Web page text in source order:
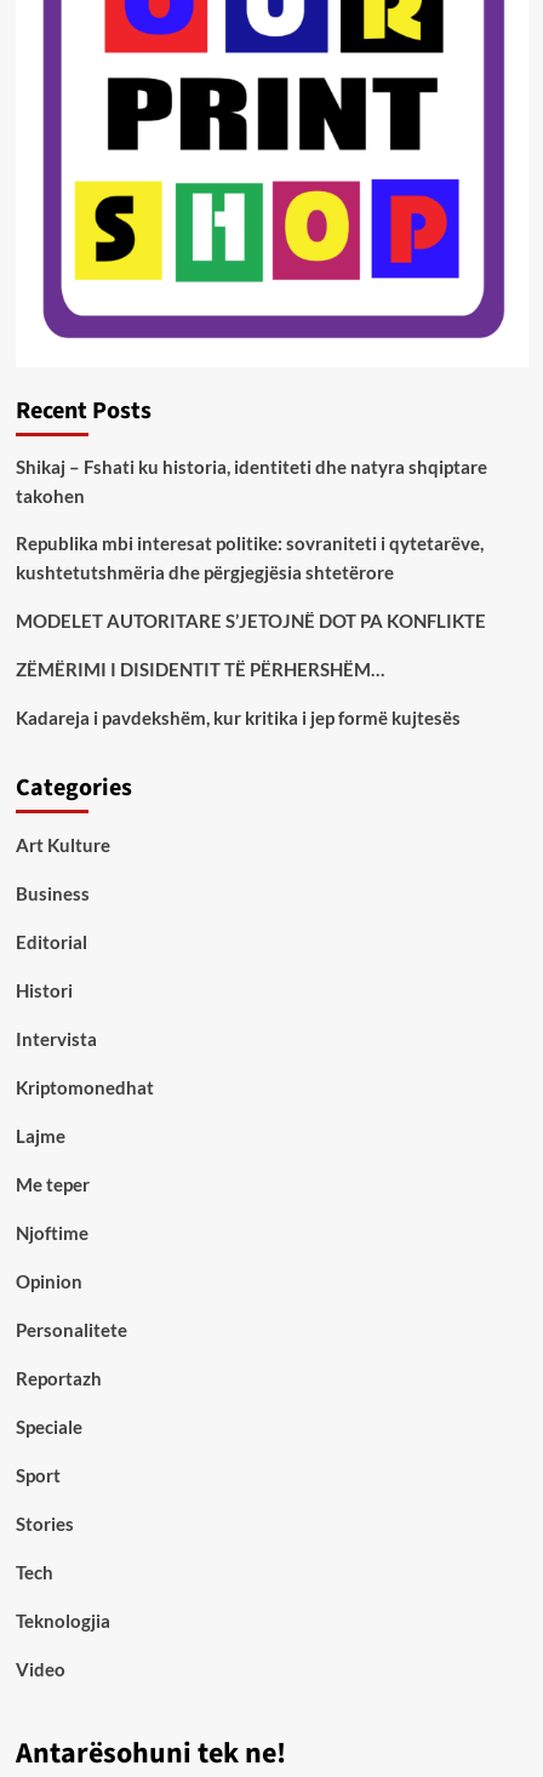
Recent Posts
Shikaj – Fshati ku historia, identiteti dhe natyra shqiptare
takohen
Republika mbi interesat politike: sovraniteti i qytetarëve,
kushtetutshmëria dhe përgjegjësia shtetërore
MODELET AUTORITARE S’JETOJNË DOT PA KONFLIKTE
ZËMËRIMI I DISIDENTIT TË PËRHERSHËM…
Kadareja i pavdekshëm, kur kritika i jep formë kujtesës
Categories
Art Kulture
Business
Editorial
Histori
Intervista
Kriptomonedhat
Lajme
Me teper
Njoftime
Opinion
Personalitete
Reportazh
Speciale
Sport
Stories
Tech
Teknologjia
Video
Antarësohuni tek ne!